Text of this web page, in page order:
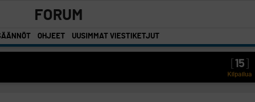
FORUM
OHJEET UUSIMMAT VIESTIKETJUT
15
Kilpailua